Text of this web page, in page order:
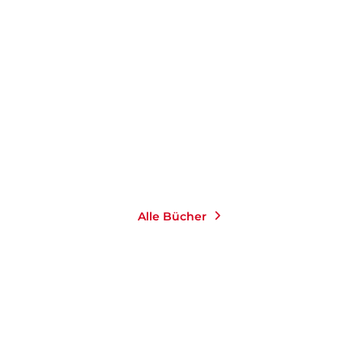
Alle Bücher